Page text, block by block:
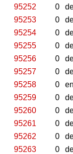
95252
0
95253
0
95254
0
95255
0
95256
0
95257
0
95258
0 en
95259
0
95260
0
95261
0
95262
0
95263
0